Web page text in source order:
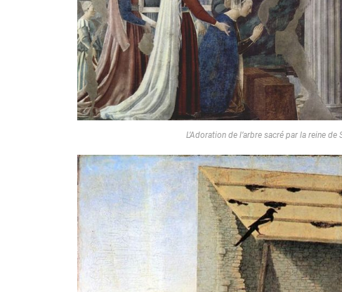
L’Adoration de l’arbre sacré par la reine